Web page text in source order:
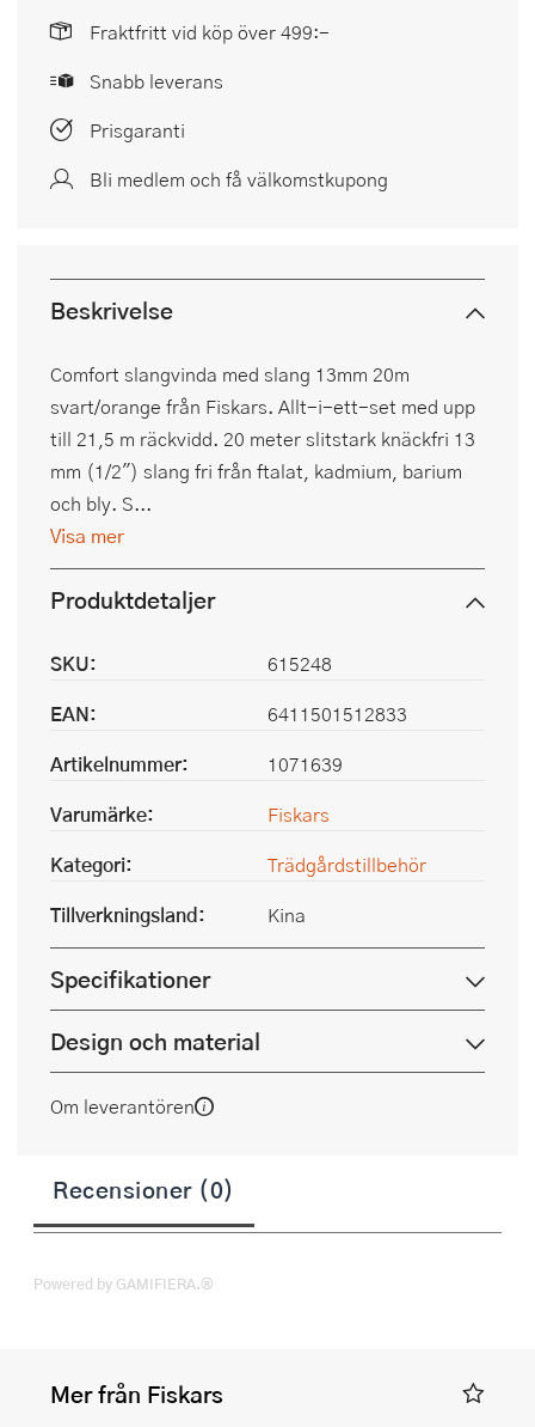
Fraktfritt vid köp över 499:-
Snabb leverans
Prisgaranti
Bli medlem och få välkomstkupong
Beskrivelse
Comfort slangvinda med slang 13mm 20m
svart/orange från Fiskars. Allt-i-ett-set med upp
till 21,5 m räckvidd. 20 meter slitstark knäckfri 13
mm (1/2") slang fri från ftalat, kadmium, barium
och bly. S...
Visa mer
Produktdetaljer
SKU:
615248
EAN:
6411501512833
Artikelnummer:
1071639
Varumärke:
Fiskars
Kategori:
Trädgårdstillbehör
Tillverkningsland:
Kina
Specifikationer
Design och material
Om leverantören
Recensioner (0)
Powered by GAMIFIERA.®
Mer från Fiskars